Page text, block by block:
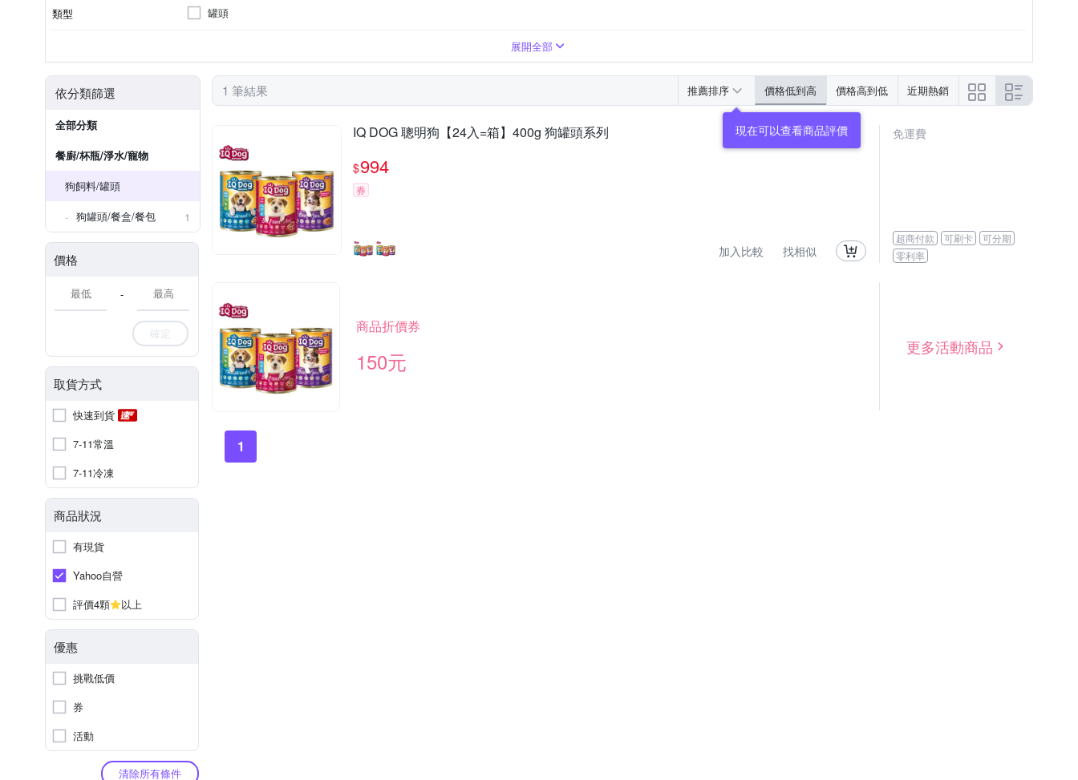
類型 罐頭
展開全部
依分類篩選
全部分類
餐廚/杯瓶/淨水/寵物
狗飼料/罐頭
狗罐頭/餐盒/餐包
1
價格
-
確定
取貨方式
快速到貨
7-11常溫
7-11冷凍
商品狀況
有現貨
Yahoo自營
評價4顆
以上
優惠
挑戰低價
券
活動
清除所有條件
1 筆結果 推薦排序 價格低到高 價格高到低 近期熱銷
現在可以查看商品評價
IQ DOG 聰明狗【24入=箱】400g 狗罐頭系列
$994
券
加入比較 找相似
免運費
超商付款 可刷卡
可分期
零利率
商品折價券
150元
更多活動商品
1